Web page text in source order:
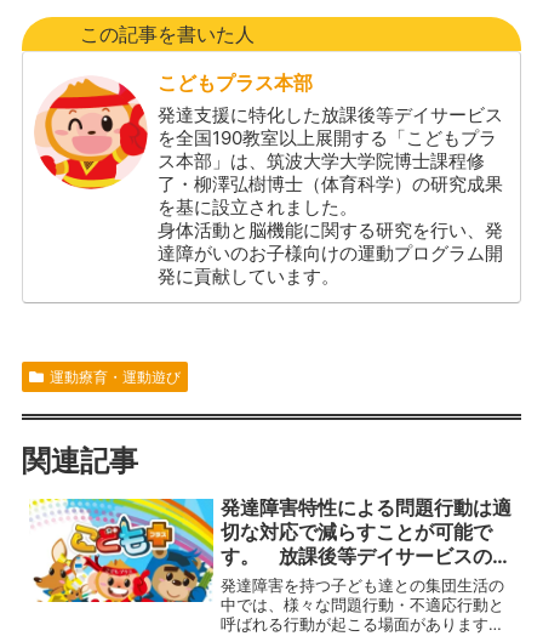
この記事を書いた人
こどもプラス本部
発達支援に特化した放課後等デイサービス
を全国190教室以上展開する「こどもプラ
ス本部」は、筑波大学大学院博士課程修
了・柳澤弘樹博士（体育科学）の研究成果
を基に設立されました。
身体活動と脳機能に関する研究を行い、発
達障がいのお子様向けの運動プログラム開
発に貢献しています。
運動療育・運動遊び
関連記事
発達障害特性による問題行動は適
切な対応で減らすことが可能で
す。 放課後等デイサービスの運
動療育プログラム
発達障害を持つ子ども達との集団生活の
中では、様々な問題行動・不適応行動と
呼ばれる行動が起こる場面があります。